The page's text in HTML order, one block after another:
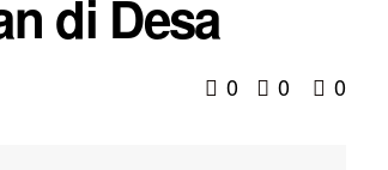
di Desa
0 0 0